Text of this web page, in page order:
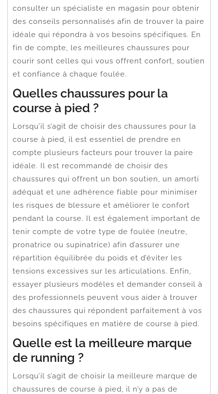
consulter un spécialiste en magasin pour obtenir
des conseils personnalisés afin de trouver la paire
idéale qui répondra à vos besoins spécifiques. En
fin de compte, les meilleures chaussures pour
courir sont celles qui vous offrent confort, soutien
et confiance à chaque foulée.
Quelles chaussures pour la
course à pied ?
Lorsqu’il s’agit de choisir des chaussures pour la
course à pied, il est essentiel de prendre en
compte plusieurs facteurs pour trouver la paire
idéale. Il est recommandé de choisir des
chaussures qui offrent un bon soutien, un amorti
adéquat et une adhérence fiable pour minimiser
les risques de blessure et améliorer le confort
pendant la course. Il est également important de
tenir compte de votre type de foulée (neutre,
pronatrice ou supinatrice) afin d’assurer une
répartition équilibrée du poids et d’éviter les
tensions excessives sur les articulations. Enfin,
essayer plusieurs modèles et demander conseil à
des professionnels peuvent vous aider à trouver
des chaussures qui répondent parfaitement à vos
besoins spécifiques en matière de course à pied.
Quelle est la meilleure marque
de running ?
Lorsqu’il s’agit de choisir la meilleure marque de
chaussures de course à pied, il n’y a pas de